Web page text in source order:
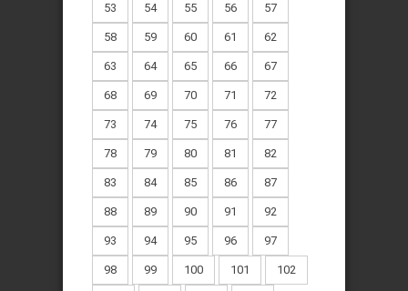
53 54 55 56 57
58 59 60 61 62
63 64 65 66 67
68 69 70 71 72
73 74 75 76 77
78 79 80 81 82
83 84 85 86 87
88 89 90 91 92
93 94 95 96 97
98 99 100 101 102